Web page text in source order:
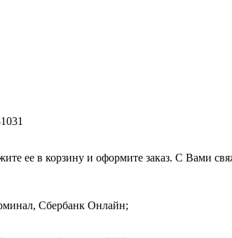
ее в корзину и оформите заказ. С Вами
Сбербанк Онлайн;